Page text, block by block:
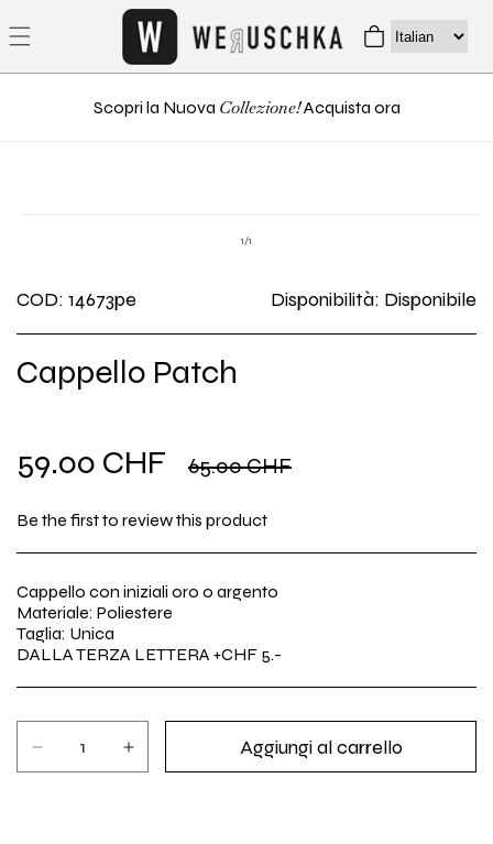
direttamente
Carrello
Scopri la Nuova Collezione!Acquista ora
in
finestra
1/su1
COD: 14673pe Disponibilità: Disponibile
Cappello Patch
Prezzo
scontato
59.00 CHF Prezzo
di
listino
65.00 CHF
Be the first to review this product
Cappello con iniziali oro o argento
Materiale: Poliestere
Taglia: Unica
DALLA TERZA LETTERA +CHF 5.-
Aggiungi al carrello
Diminuisci
Aumenta